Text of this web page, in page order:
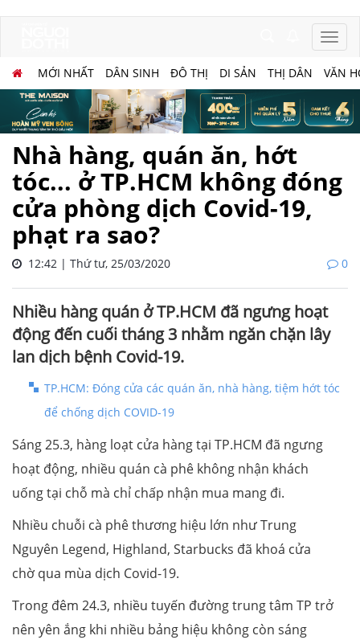
MỚI NHẤT DÂN SINH ĐÔ THỊ DI SẢN THỊ DÂN VĂN
Nhà hàng, quán ăn, hớt
tóc... ở TP.HCM không đóng
cửa phòng dịch Covid-19,
phạt ra sao?
12:42 | Thứ tư, 25/03/2020 0
Nhiều hàng quán ở TP.HCM đã ngưng hoạt
động đến cuối tháng 3 nhằm ngăn chặn lây
lan dịch bệnh Covid-19.
TP.HCM: Đóng cửa các quán ăn, nhà hàng, tiệm hớt tóc
để chống dịch COVID-19
Sáng 25.3, hàng loạt cửa hàng tại TP.HCM đã ngưng
hoạt động, nhiều quán cà phê không nhận khách
uống tại chỗ mà chỉ chấp nhận mua mang đi.
Nhiều chuỗi cà phê thương hiệu lớn như Trung
Nguyên Legend, Highland, Starbucks đã khoá cửa
chờ qua mùa dịch Covid-19.
Trong đêm 24.3, nhiều tuyến đường trung tâm TP trở
nên yên ắng khi nhiều bảng hiệu không còn sáng